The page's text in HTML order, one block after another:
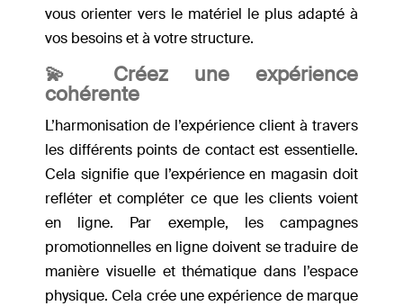
vous orienter vers le matériel le plus adapté à
vos besoins et à votre structure.
💫 Créez une expérience
cohérente
L’harmonisation de l’expérience client à travers
les différents points de contact est essentielle.
Cela signifie que l’expérience en magasin doit
refléter et compléter ce que les clients voient
en ligne. Par exemple, les campagnes
promotionnelles en ligne doivent se traduire de
manière visuelle et thématique dans l’espace
physique. Cela crée une expérience de marque